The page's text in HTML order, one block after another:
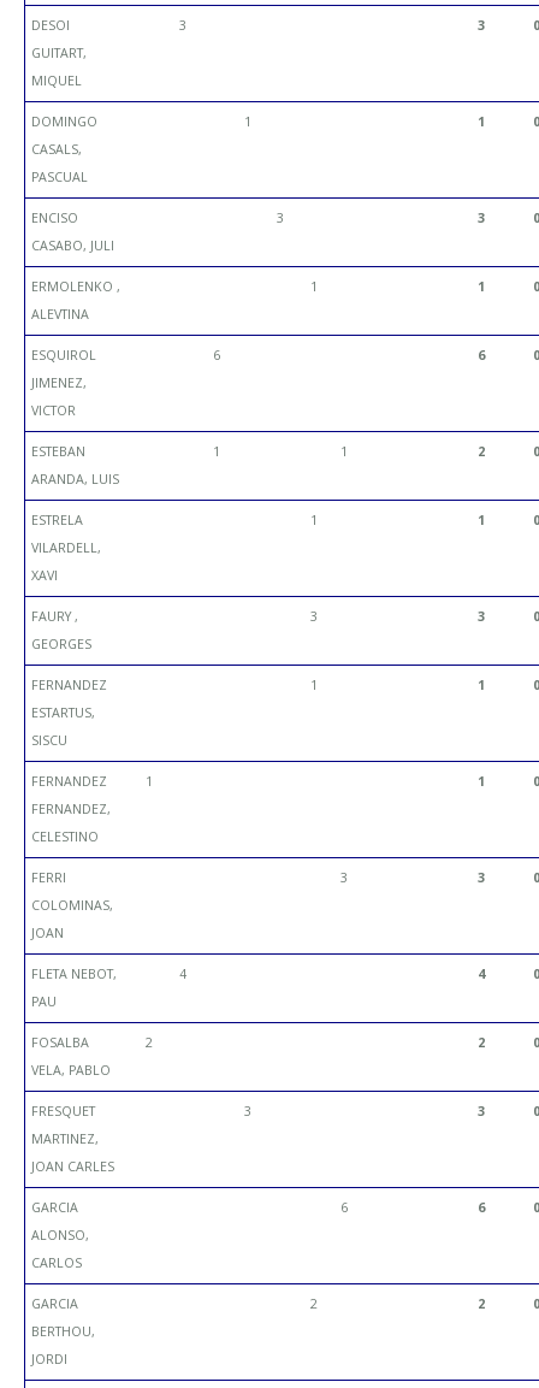
DESOI
GUITART,
MIQUEL
3 3 0
DOMINGO
CASALS,
PASCUAL
1 1 0
ENCISO
CASABO, JULI
3 3 0
ERMOLENKO ,
ALEVTINA
1 1 0
ESQUIROL
JIMENEZ,
VICTOR
6 6 0
ESTEBAN
ARANDA, LUIS
1 1 2 0
ESTRELA
VILARDELL,
XAVI
1 1 0
FAURY ,
GEORGES
3 3 0
FERNANDEZ
ESTARTUS,
SISCU
1 1 0
FERNANDEZ
FERNANDEZ,
CELESTINO
1 1 0
FERRI
COLOMINAS,
JOAN
3 3 0
FLETA NEBOT,
PAU
4 4 0
FOSALBA
VELA, PABLO
2 2 0
FRESQUET
MARTINEZ,
JOAN CARLES
3 3 0
GARCIA
ALONSO,
CARLOS
6 6 0
GARCIA
BERTHOU,
JORDI
2 2 0